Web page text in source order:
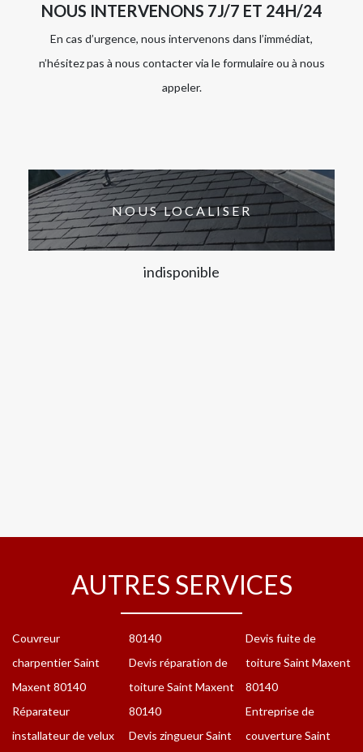
NOUS INTERVENONS 7J/7 ET 24H/24
En cas d’urgence, nous intervenons dans l’immédiat,
n’hésitez pas à nous contacter via le formulaire ou à nous
appeler.
NOUS LOCALISER
indisponible
AUTRES SERVICES
Couvreur
charpentier Saint
Maxent 80140
Réparateur
installateur de velux
80140
Devis réparation de
toiture Saint Maxent
80140
Devis zingueur Saint
Devis fuite de
toiture Saint Maxent
80140
Entreprise de
couverture Saint